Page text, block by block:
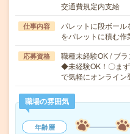
交通費規定内支給
仕事内容
パレットに段ボー
をパレットに積む
応募資格
職種未経験OK / ブ
◆未経験OK！〇ま
で気軽にオンライ
職場の雰囲気
年齢層